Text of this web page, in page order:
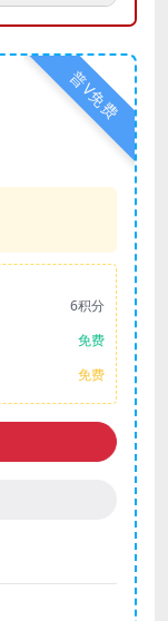
普V免费
6积分
免费
免费